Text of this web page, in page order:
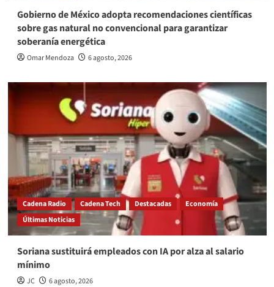
Gobierno de México adopta recomendaciones científicas
sobre gas natural no convencional para garantizar
soberanía energética
Omar Mendoza 6 agosto, 2026
Cadena Radio Cadena Tech Destacadas
Economía
Últimas Noticias
Soriana sustituirá empleados con IA por alza al salario
mínimo
JC 6 agosto, 2026